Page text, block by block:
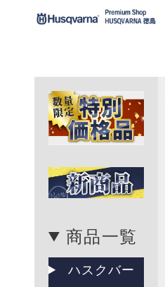
商品一覧
ハスクバー